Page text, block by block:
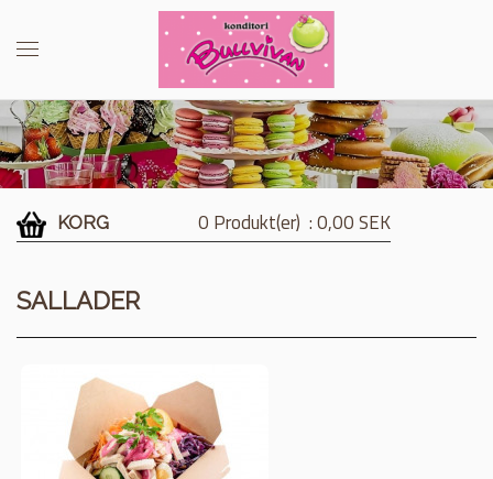
KORG 0 Produkt(er) : 0,00 SEK
SALLADER